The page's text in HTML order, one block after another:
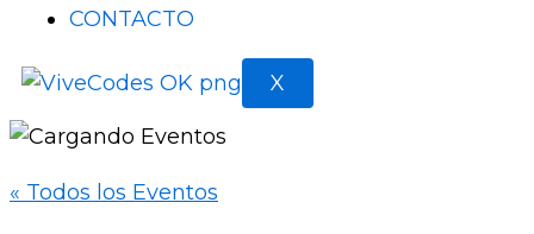
CONTACTO
X
« Todos los Eventos